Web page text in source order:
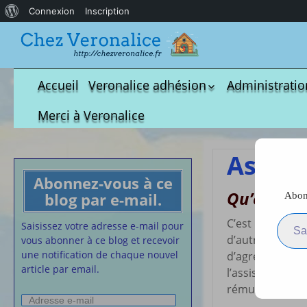
Accueil
Veronalice adhésion
Qui est-elle ?
Adhésion demandes
S.M.I.C et
Affiches
Convention
Lettres Types
Projet
calendrier des
Vaccination
Cartes de
nounou
Merci à Veronalice
Abonnez-vous à ce
blog par e-mail.
Saisissez votre adresse e-mail pour
vous abonner à ce blog et recevoir
une notification de chaque nouvel
article par email.
Adresse
Qu’est-
C’est une
d’autres
d’agrément
l’assistant (e)
rémunération.
Saisissez votre adresse
propos
Connexion Inscription